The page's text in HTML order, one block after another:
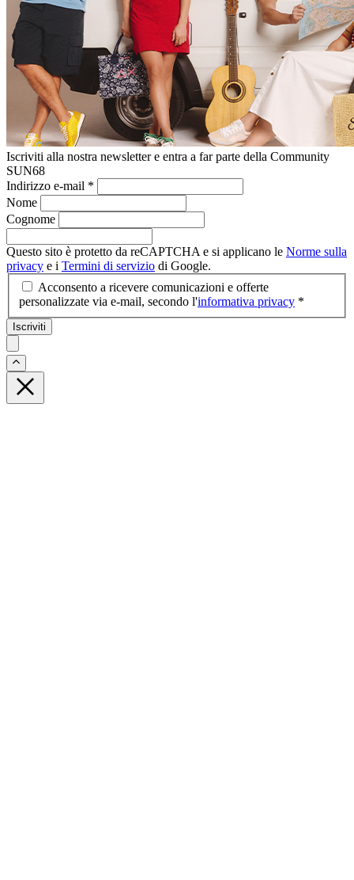
Iscriviti alla nostra newsletter e entra a far parte della Community
SUN68
Indirizzo e-mail *
Nome
Cognome
Questo sito è protetto da reCAPTCHA e si applicano le Norme sulla
privacy e i Termini di servizio di Google.
Acconsento a ricevere comunicazioni e offerte
personalizzate via e-mail, secondo l'informativa privacy *
Iscriviti